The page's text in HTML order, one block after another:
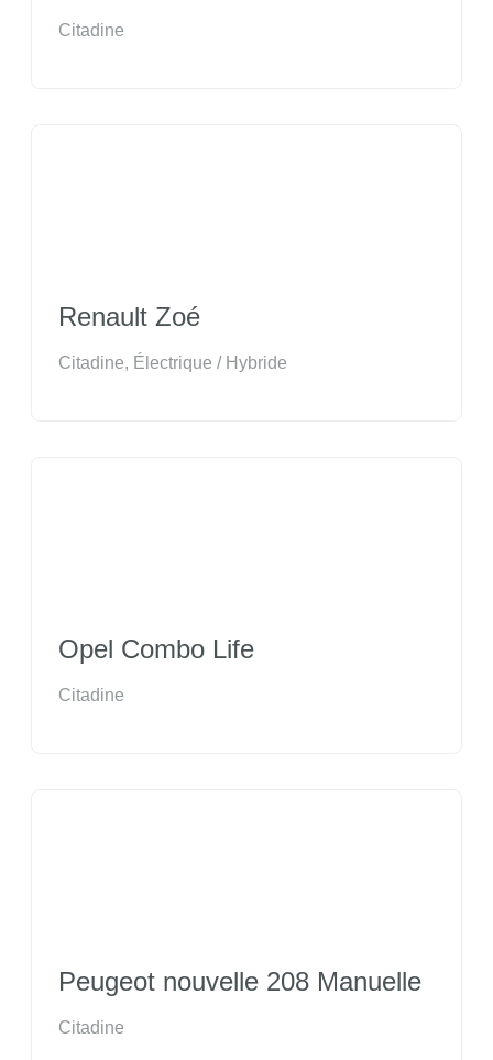
Citadine
Renault Zoé
Citadine, Électrique / Hybride
Opel Combo Life
Citadine
Peugeot nouvelle 208 Manuelle
Citadine